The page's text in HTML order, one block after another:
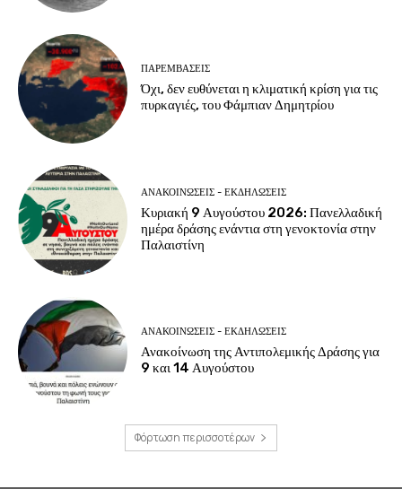
ΠΑΡΕΜΒΑΣΕΙΣ
Όχι, δεν ευθύνεται η κλιματική κρίση για τις
πυρκαγιές, του Φάμπιαν Δημητρίου
ΑΝΑΚΟΙΝΩΣΕΙΣ - ΕΚΔΗΛΩΣΕΙΣ
Κυριακή 9 Αυγούστου 2026: Πανελλαδική
ημέρα δράσης ενάντια στη γενοκτονία στην
Παλαιστίνη
ΑΝΑΚΟΙΝΩΣΕΙΣ - ΕΚΔΗΛΩΣΕΙΣ
Ανακοίνωση της Αντιπολεμικής Δράσης για
9 και 14 Αυγούστου
Φόρτωση περισσοτέρων